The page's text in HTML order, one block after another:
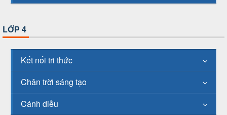
LỚP 4
Kết nối tri thức
Chân trời sáng tạo
Cánh diều